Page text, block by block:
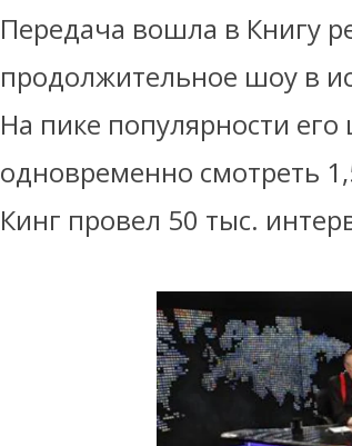
Передача вошла в Книгу
продолжительное шоу в
На пике популярности
одновременно смотреть
Кинг провел 50 тыс.